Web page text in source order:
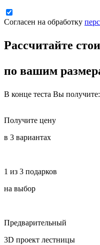
Согласен на обработку
Рассчитайте
по вашим
В конце теста Вы получите:
Получите цену
в 3 вариантах
1 из 3 подарков
на выбор
Предварительный
3D проект лестницы